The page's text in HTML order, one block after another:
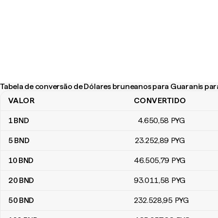
Tabela de conversão de Dólares bruneanos para Guaranis
Tabela de conversão de Dólares bruneanos para Guaranis
VALOR CONVERTIDO
1BND 4.650,58 PYG
5 BND 23.252,89 PYG
10 BND 46.505,79 PYG
20 BND 93.011,58 PYG
50 BND 232.528,95 PYG